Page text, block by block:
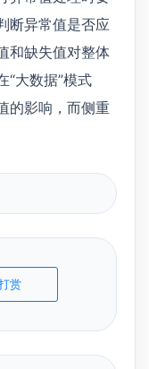
断异常值是否应
和缺失值对整体
“大数据”模式
的影响，而侧重
赏